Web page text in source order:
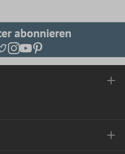
abonnieren